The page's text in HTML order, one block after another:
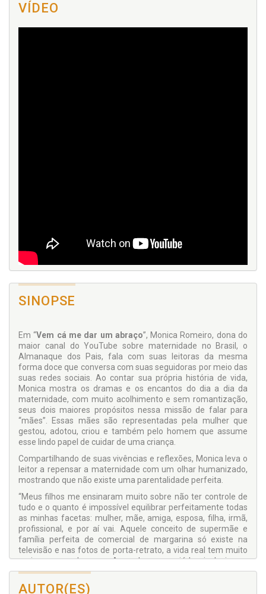
VÍDEO
SINOPSE
Em “Vem cá me dar um abraço”, Monica Romeiro, dona do
maior canal do YouTube sobre maternidade no Brasil, o
Almanaque dos Pais, fala com suas leitoras da mesma
forma doce que conversa com suas seguidoras por meio das
suas redes sociais. Ao contar sua própria história de vida,
Monica mostra os dramas e os encantos do dia a dia da
maternidade, com muito acolhimento e sem romantização,
seus dois maiores propósitos nessa missão de falar para
“mães”. Essas mães são representadas pela mulher que
gestou, adotou, criou e também pelo homem que assume
esse lindo papel de cuidar de uma criança.
Compartilhando de suas vivências e reflexões, Monica leva o
leitor a repensar a maternidade com um olhar humanizado,
mostrando que não existe uma parentalidade perfeita.
“Meus filhos me ensinaram muito sobre não ter controle de
tudo e o quanto é impossível equilibrar perfeitamente todas
as minhas facetas: mulher, mãe, amiga, esposa, filha, irmã,
profissional, e por aí vai. Aquele conceito de supermãe e
família perfeita de comercial de margarina só existe na
televisão e nas fotos de porta-retrato, a vida real tem muito
mais nuances de cores. Aprender a apreciá-las, inclusive os
tons mais nebulosos, e ser mais gentis conosco,
principalmente quando sentimos que falhamos torna a
AUTOR(ES)